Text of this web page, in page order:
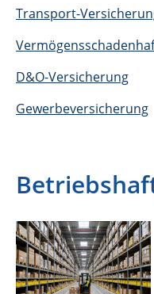
Transport-
D&O-Versicherung
Gewerbeversicherung